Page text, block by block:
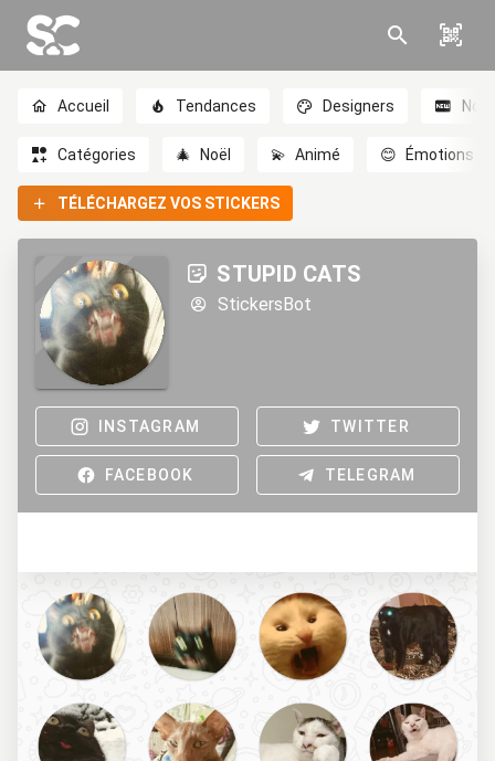
Accueil Tendances Designers
Catégories 🎄 Noël 💫 Animé 😊 Émotions
TÉLÉCHARGEZ VOS STICKERS
STUPID CATS
StickersBot
INSTAGRAM TWITTER
FACEBOOK TELEGRAM